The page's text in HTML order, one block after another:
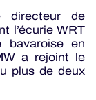
directeur de
l’écurie WRT
en
a rejoint le
plus de deux